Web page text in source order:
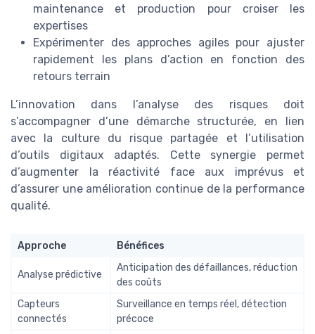
maintenance et production pour croiser les
expertises
Expérimenter des approches agiles pour ajuster
rapidement les plans d’action en fonction des
retours terrain
L’innovation dans l’analyse des risques doit
s’accompagner d’une démarche structurée, en lien
avec la culture du risque partagée et l’utilisation
d’outils digitaux adaptés. Cette synergie permet
d’augmenter la réactivité face aux imprévus et
d’assurer une amélioration continue de la performance
qualité.
Approche Bénéfices
Analyse prédictive
Anticipation des défaillances, réduction
des coûts
Capteurs
connectés
Surveillance en temps réel, détection
précoce